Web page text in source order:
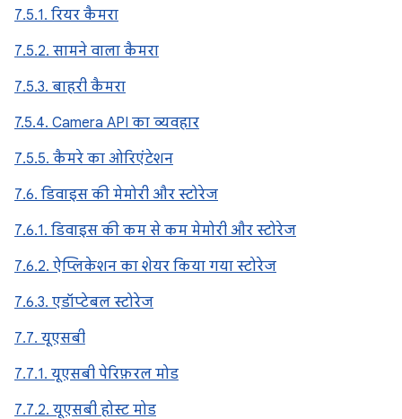
7.5.1. रियर कैमरा
7.5.2. सामने वाला कैमरा
7.5.3. बाहरी कैमरा
7.5.4. Camera API का व्यवहार
7.5.5. कैमरे का ओरिएंटेशन
7.6. डिवाइस की मेमोरी और स्टोरेज
7.6.1. डिवाइस की कम से कम मेमोरी और स्टोरेज
7.6.2. ऐप्लिकेशन का शेयर किया गया स्टोरेज
7.6.3. एडॉप्टेबल स्टोरेज
7.7. यूएसबी
7.7.1. यूएसबी पेरिफ़रल मोड
7.7.2. यूएसबी होस्ट मोड